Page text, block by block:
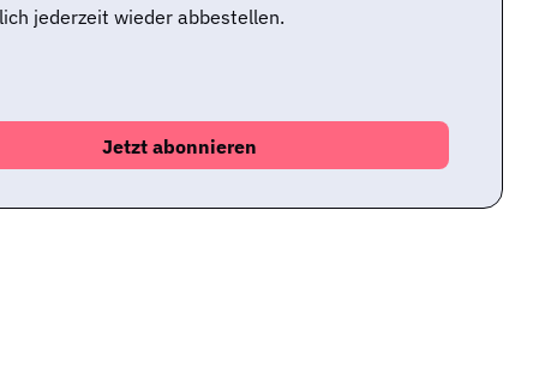
jederzeit wieder abbestellen.